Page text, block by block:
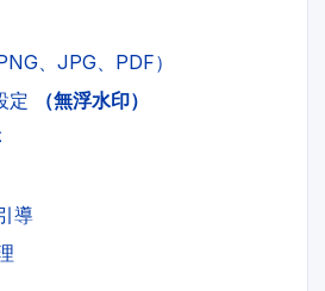
、JPG、PDF）
定
（無浮水印）
導